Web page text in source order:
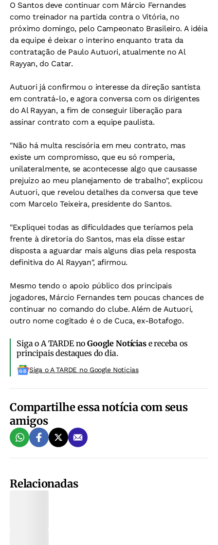
O Santos deve continuar com Márcio Fernandes
como treinador na partida contra o Vitória, no
próximo domingo, pelo Campeonato Brasileiro. A idéia
da equipe é deixar o interino enquanto trata da
contratação de Paulo Autuori, atualmente no Al
Rayyan, do Catar.
Autuori já confirmou o interesse da direção santista
em contratá-lo, e agora conversa com os dirigentes
do Al Rayyan, a fim de conseguir liberação para
assinar contrato com a equipe paulista.
"Não há multa rescisória em meu contrato, mas
existe um compromisso, que eu só romperia,
unilateralmente, se acontecesse algo que causasse
prejuízo ao meu planejamento de trabalho", explicou
Autuori, que revelou detalhes da conversa que teve
com Marcelo Teixeira, presidente do Santos.
"Expliquei todas as dificuldades que teríamos pela
frente à diretoria do Santos, mas ela disse estar
disposta a aguardar mais alguns dias pela resposta
definitiva do Al Rayyan", afirmou.
Mesmo tendo o apoio público dos principais
jogadores, Márcio Fernandes tem poucas chances de
continuar no comando do clube. Além de Autuori,
outro nome cogitado é o de Cuca, ex-Botafogo.
Siga o A TARDE noGoogle Notíciase receba os
principais destaques do dia.
Siga o A TARDE no Google Noticias
Compartilhe essa notícia com seus
amigos
Relacionadas